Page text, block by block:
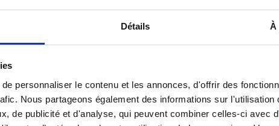
Détails À
personnaliser le contenu et les annonces, d'offrir des
Nous partageons également des informations sur l'utilisation
de publicité et d'analyse, qui peuvent combiner celles-ci avec
du